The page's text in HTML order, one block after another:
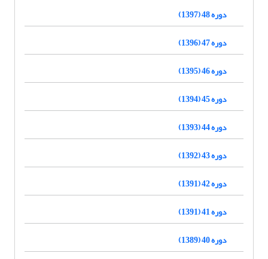
دوره 48 (1397)
دوره 47 (1396)
دوره 46 (1395)
دوره 45 (1394)
دوره 44 (1393)
دوره 43 (1392)
دوره 42 (1391)
دوره 41 (1391)
دوره 40 (1389)